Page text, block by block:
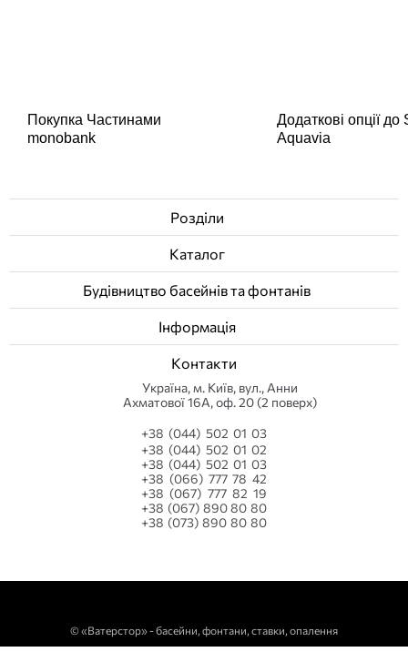
Покупка Частинами
monobank
Додаткові опції
Aquavia
Розділи
Каталог
Будівництво басейнів та фонтанів
Інформація
Контакти
Українa, м. Київ, вул., Анни
Ахматової 16А, оф. 20 (2 поверх)
+38 (044) 502 01 03
+38 (044) 502 01 02
+38 (044) 502 01 03
+38 (066) 777 78 42
+38 (067) 777 82 19
+38 (067) 890 80 80
+38 (073) 890 80 80
©«Ватерстор» - басейни, фонтани, ставки, опалення